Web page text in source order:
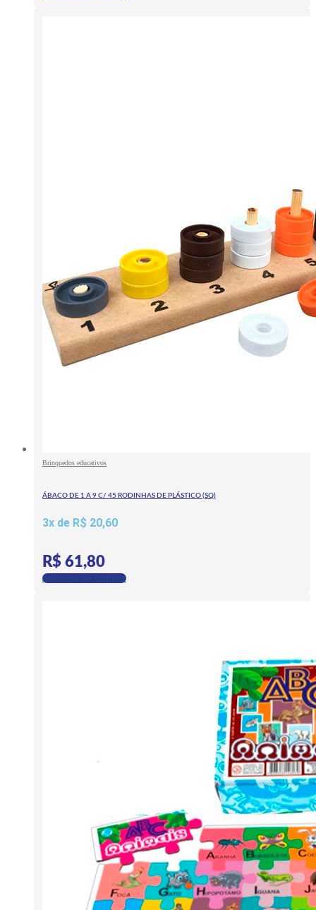
Brinquedos educativos
ÁBACO DE 1 A 9 C/ 45 RODINHAS DE PLÁSTICO (SQ)
3x de R$ 20,60
R$ 61,80
Adicionar ao carrinho